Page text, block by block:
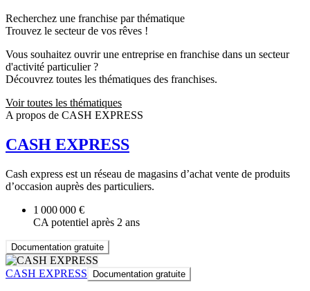
Recherchez une franchise par thématique
Trouvez le secteur de vos rêves !
Vous souhaitez ouvrir une entreprise en franchise dans un secteur
d'activité particulier ?
Découvrez toutes les thématiques des franchises.
Voir toutes les thématiques
A propos de CASH EXPRESS
CASH EXPRESS
Cash express est un réseau de magasins d’achat vente de produits
d’occasion auprès des particuliers.
1 000 000 €
CA potentiel après 2 ans
Documentation gratuite
CASH EXPRESS Documentation gratuite